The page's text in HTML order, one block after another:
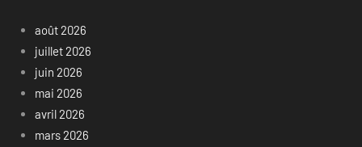
août 2026
juillet 2026
juin 2026
mai 2026
avril 2026
mars 2026